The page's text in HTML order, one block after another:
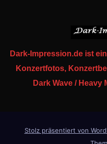
Dark-Impression.de ist
Konzertfotos,
Dark Wave / Heavy
Stolz präsentiert von